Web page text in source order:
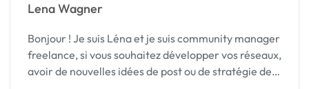
Lena Wagner
Bonjour ! Je suis Léna et je suis community manager
freelance, si vous souhaitez développer vos réseaux,
avoir de nouvelles idées de post ou de stratégie de